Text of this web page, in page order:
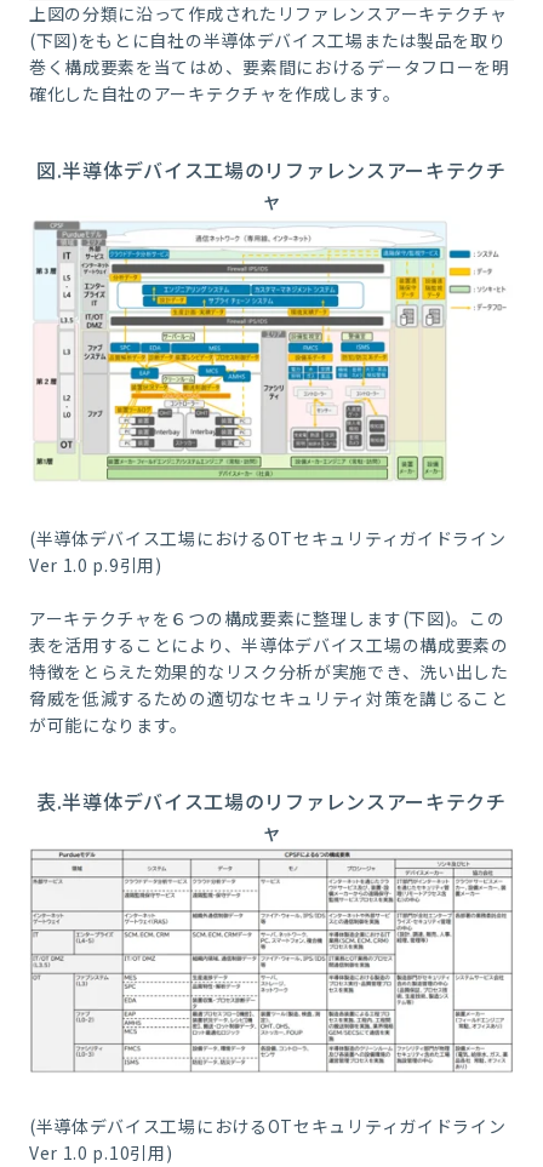
上図の分類に沿って作成されたリファレンスアーキテクチャ
(下図)をもとに自社の半導体デバイス工場または製品を取り
巻く構成要素を当てはめ、要素間におけるデータフローを明
確化した自社のアーキテクチャを作成します。
図.半導体デバイス工場のリファレンスアーキテクチ
ャ
(半導体デバイス工場におけるOTセキュリティガイドライン
Ver 1.0 p.9引用)
アーキテクチャを６つの構成要素に整理します(下図)。この
表を活用することにより、半導体デバイス工場の構成要素の
特徴をとらえた効果的なリスク分析が実施でき、洗い出した
脅威を低減するための適切なセキュリティ対策を講じること
が可能になります。
表.半導体デバイス工場のリファレンスアーキテクチ
ャ
(半導体デバイス工場におけるOTセキュリティガイドライン
Ver 1.0 p.10引用)